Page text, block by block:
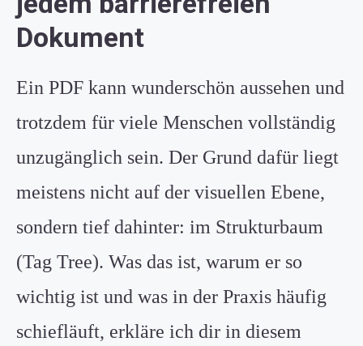
Dokument
Ein PDF kann wunderschön aussehen und
trotzdem für viele Menschen vollständig
unzugänglich sein. Der Grund dafür liegt
meistens nicht auf der visuellen Ebene,
sondern tief dahinter: im Strukturbaum
(Tag Tree). Was das ist, warum er so
wichtig ist und was in der Praxis häufig
schiefläuft, erkläre ich dir in diesem